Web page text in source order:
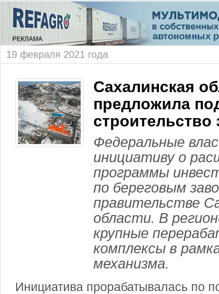
19 февраля 2021 года
Сахалинская
предложила
строительство
Федеральные
инициативу о
программы
по береговым
правительстве
области. В
крупные
комплексы в
механизма.
Инициатива прорабатывалась по